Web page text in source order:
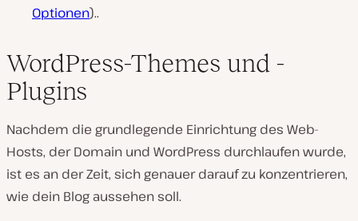
Optionen)..
WordPress-Themes und -
Plugins
Nachdem die grundlegende Einrichtung des Web-
Hosts, der Domain und WordPress durchlaufen wurde,
ist es an der Zeit, sich genauer darauf zu konzentrieren,
wie dein Blog aussehen soll.